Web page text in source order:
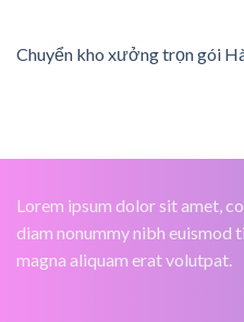
Chuyển kho xưởng trọn gói
Lorem ipsum dolor sit amet,
diam nonummy nibh euismod
magna aliquam erat volutpat.